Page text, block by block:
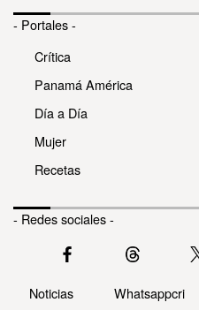
- Portales -
Crítica
Panamá América
Día a Día
Mujer
Recetas
- Redes sociales -
Noticias Whatsappcri